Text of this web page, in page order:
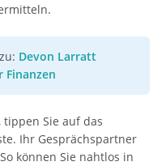
Devon Larratt
Finanzen
tippen Sie auf das
Ihr Gesprächspartner
können Sie nahtlos in